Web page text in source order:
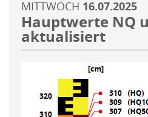
MITTWOCH 16.07.2025
Hauptwerte NQ
aktualisiert